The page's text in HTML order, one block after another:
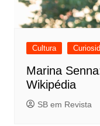
Cultura
Marina
Wikipédia
SB em Revista